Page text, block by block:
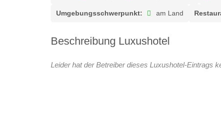
Umgebungsschwerpunkt: am Land
Beschreibung Luxushotel
Leider hat der Betreiber dieses Luxushotel-Eintrags